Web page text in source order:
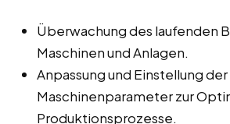
Überwachung des laufenden
Maschinen und Anlagen.
Anpassung und Einstellung der
Maschinenparameter zur
Produktionsprozesse.